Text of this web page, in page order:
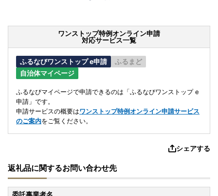
ワンストップ特例オンライン申請
対応サービス一覧
ふるなびワンストップ e申請
ふるまど
自治体マイページ
ふるなびマイページで申請できるのは「ふるなびワンストップ e
申請」です。
申請サービスの概要はワンストップ特例オンライン申請サービス
のご案内をご覧ください。
シェアする
返礼品に関するお問い合わせ先